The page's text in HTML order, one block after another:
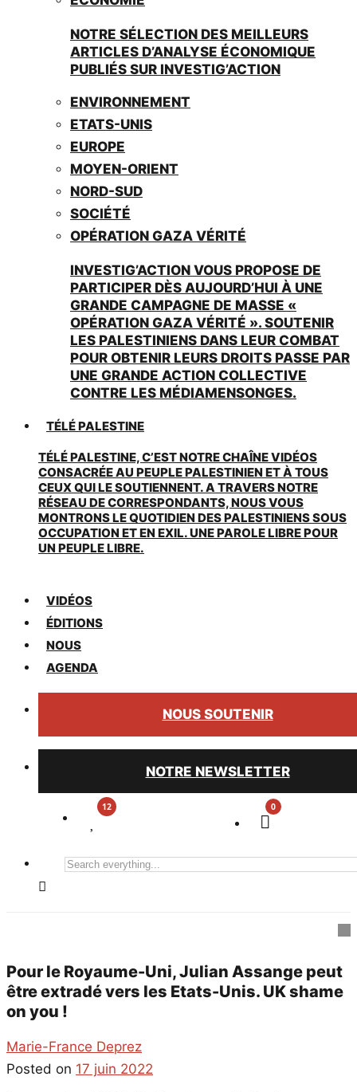
NOTRE SÉLECTION DES MEILLEURS
ARTICLES D’ANALYSE ÉCONOMIQUE
PUBLIÉS SUR INVESTIG’ACTION
ENVIRONNEMENT
ETATS-UNIS
EUROPE
MOYEN-ORIENT
NORD-SUD
SOCIÉTÉ
OPÉRATION GAZA VÉRITÉ
INVESTIG’ACTION VOUS PROPOSE DE
PARTICIPER DÈS AUJOURD’HUI À UNE
GRANDE CAMPAGNE DE MASSE «
OPÉRATION GAZA VÉRITÉ ». SOUTENIR
LES PALESTINIENS DANS LEUR COMBAT
POUR OBTENIR LEURS DROITS PASSE PAR
UNE GRANDE ACTION COLLECTIVE
CONTRE LES MÉDIAMENSONGES.
TÉLÉ PALESTINE
TÉLÉ PALESTINE, C’EST NOTRE CHAÎNE VIDÉOS
CONSACRÉE AU PEUPLE PALESTINIEN ET À TOUS
CEUX QUI LE SOUTIENNENT. A TRAVERS NOTRE
RÉSEAU DE CORRESPONDANTS, NOUS VOUS
MONTRONS LE QUOTIDIEN DES PALESTINIENS SOUS
OCCUPATION ET EN EXIL. UNE PAROLE LIBRE POUR
UN PEUPLE LIBRE.
VIDÉOS
ÉDITIONS
NOUS
AGENDA
NOUS SOUTENIR
NOTRE NEWSLETTER
0
Search
Pour le Royaume-Uni, Julian Assange peut
être extradé vers les Etats-Unis. UK shame
on you !
Marie-France Deprez
Posted on 17 juin 2022